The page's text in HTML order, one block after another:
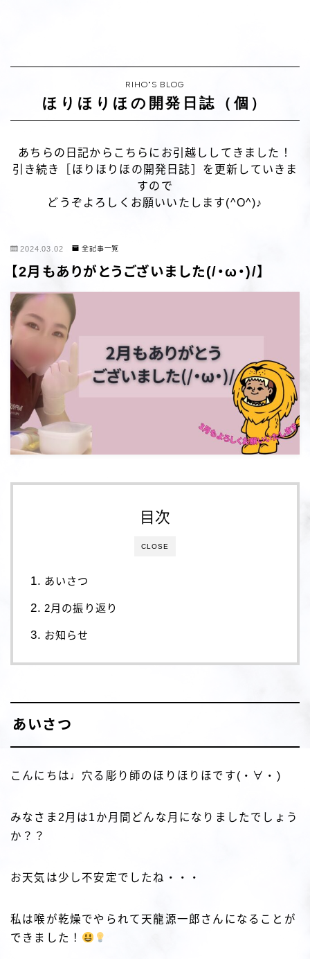
RIHO"S BLOG
ほりほりほの開発日誌（個）
あちらの日記からこちらにお引越ししてきました！
引き続き［ほりほりほの開発日誌］を更新していきま
すので
どうぞよろしくお願いいたします(^O^)♪
2024.03.02 全記事一覧
【2月もありがとうございました(/・ω・)/】
CLOSE
目次
あいさつ
2月の振り返り
お知らせ
あいさつ
こんにちは♩穴る彫り師のほりほりほです(・∀・)
みなさま2月は1か月間どんな月になりましたでしょう
か？？
お天気は少し不安定でしたね・・・
私は喉が乾燥でやられて天龍源一郎さんになることが
できました！